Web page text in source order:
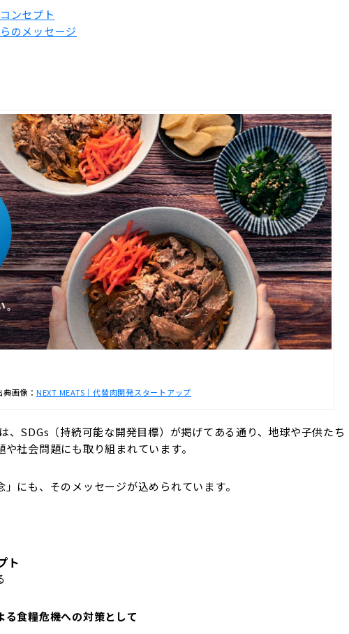
ンセプト
のメッセージ
典画像： NEXT MEATS｜代替肉開発スタートアップ
、SDGs（持続可能な開発目標）が掲げてある通り、地球や子供たち
社会問題にも取り組まれています。
にも、そのメッセージが込められています。
ト
食糧危機への対策として